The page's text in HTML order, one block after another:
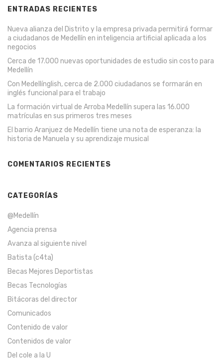
ENTRADAS RECIENTES
Nueva alianza del Distrito y la empresa privada permitirá formar
a ciudadanos de Medellín en inteligencia artificial aplicada a los
negocios
Cerca de 17.000 nuevas oportunidades de estudio sin costo para
Medellín
Con Medellínglish, cerca de 2.000 ciudadanos se formarán en
inglés funcional para el trabajo
La formación virtual de Arroba Medellín supera las 16.000
matrículas en sus primeros tres meses
El barrio Aranjuez de Medellín tiene una nota de esperanza: la
historia de Manuela y su aprendizaje musical
COMENTARIOS RECIENTES
CATEGORÍAS
@Medellín
Agencia prensa
Avanza al siguiente nivel
Batista (c4ta)
Becas Mejores Deportistas
Becas Tecnologías
Bitácoras del director
Comunicados
Contenido de valor
Contenidos de valor
Del cole a la U